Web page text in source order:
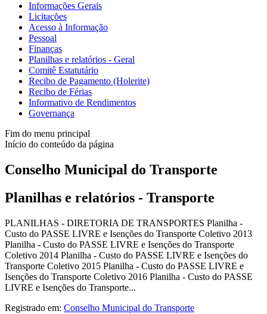
Informações Gerais
Licitações
Acesso à Informação
Pessoal
Finanças
Planilhas e relatórios - Geral
Comitê Estatutário
Recibo de Pagamento (Holerite)
Recibo de Férias
Informativo de Rendimentos
Governança
Fim do menu principal
Início do conteúdo da página
Conselho Municipal do Transporte
Planilhas e relatórios - Transporte
PLANILHAS - DIRETORIA DE TRANSPORTES Planilha -
Custo do PASSE LIVRE e Isenções do Transporte Coletivo 2013
Planilha - Custo do PASSE LIVRE e Isenções do Transporte
Coletivo 2014 Planilha - Custo do PASSE LIVRE e Isenções do
Transporte Coletivo 2015 Planilha - Custo do PASSE LIVRE e
Isenções do Transporte Coletivo 2016 Planilha - Custo do PASSE
LIVRE e Isenções do Transporte...
Registrado em: Conselho Municipal do Transporte